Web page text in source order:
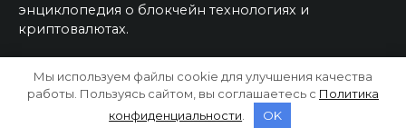
энциклопедия о блокчейн технологиях и
криптовалютах.
© 2026 CryptoHamster.org
Мы используем файлы cookie для улучшения качества
работы. Пользуясь сайтом, вы соглашаетесь с Политика
конфиденциальности
OK